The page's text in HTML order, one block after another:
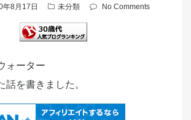
年8月17日 未分類 No Comments
ォーター
話を書きました。